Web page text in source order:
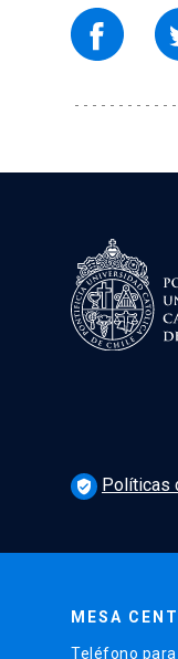
verified_user Políticas
MESA
Teléfono